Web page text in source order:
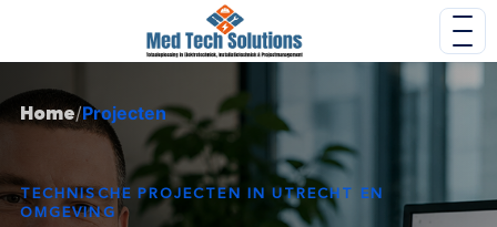
Home/Projecten
TECHNISCHE PROJECTEN IN UTRECHT EN
OMGEVING